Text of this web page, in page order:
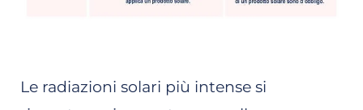
Le radiazioni solari più intense si